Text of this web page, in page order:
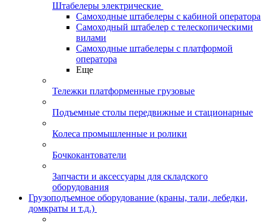
Штабелеры электрические
Самоходные штабелеры с кабиной оператора
Самоходный штабелер с телескопическими
вилами
Самоходные штабелеры с платформой
оператора
Еще
Тележки платформенные грузовые
Подъемные столы передвижные и стационарные
Колеса промышленные и ролики
Бочкокантователи
Запчасти и аксессуары для складского
оборудования
Грузоподъемное оборудование (краны, тали, лебедки,
домкраты и т.д.)